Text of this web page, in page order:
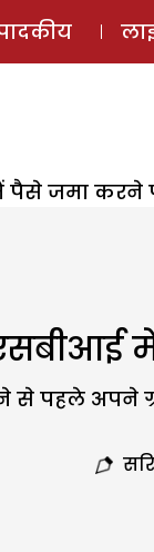
जमा करने
में
पहले अपने